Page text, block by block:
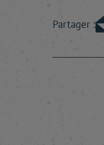
Partager :